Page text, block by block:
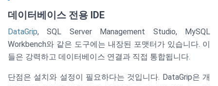
데이터베이스 전용 IDE
DataGrip, SQL Server Management Studio, MySQL
Workbench와 같은 도구에는 내장된 포맷터가 있습니다. 이
들은 강력하고 데이터베이스 연결과 직접 통합됩니다.
단점은 설치와 설정이 필요하다는 것입니다. DataGrip은 개